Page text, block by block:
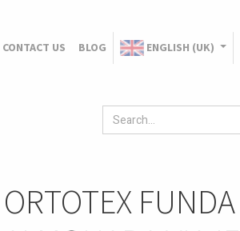
CONTACT US BLOG ENGLISH (UK)
ORTOTEX FUNDA